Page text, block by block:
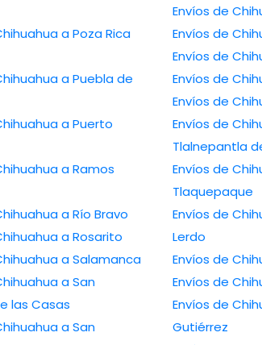
a Poza Rica
a Puebla de
a Puerto
a Ramos
Envíos de Chihuahua a Río Bravo
Envíos de Chihuahua a Rosarito
Envíos de Chihuahua a Salamanca
a San
las Casas
a San
Envíos de
Tlalnepantla
Envíos de
Tlaquepaque
Envíos de Chihuahua a
Lerdo
Envíos de
Gutiérrez